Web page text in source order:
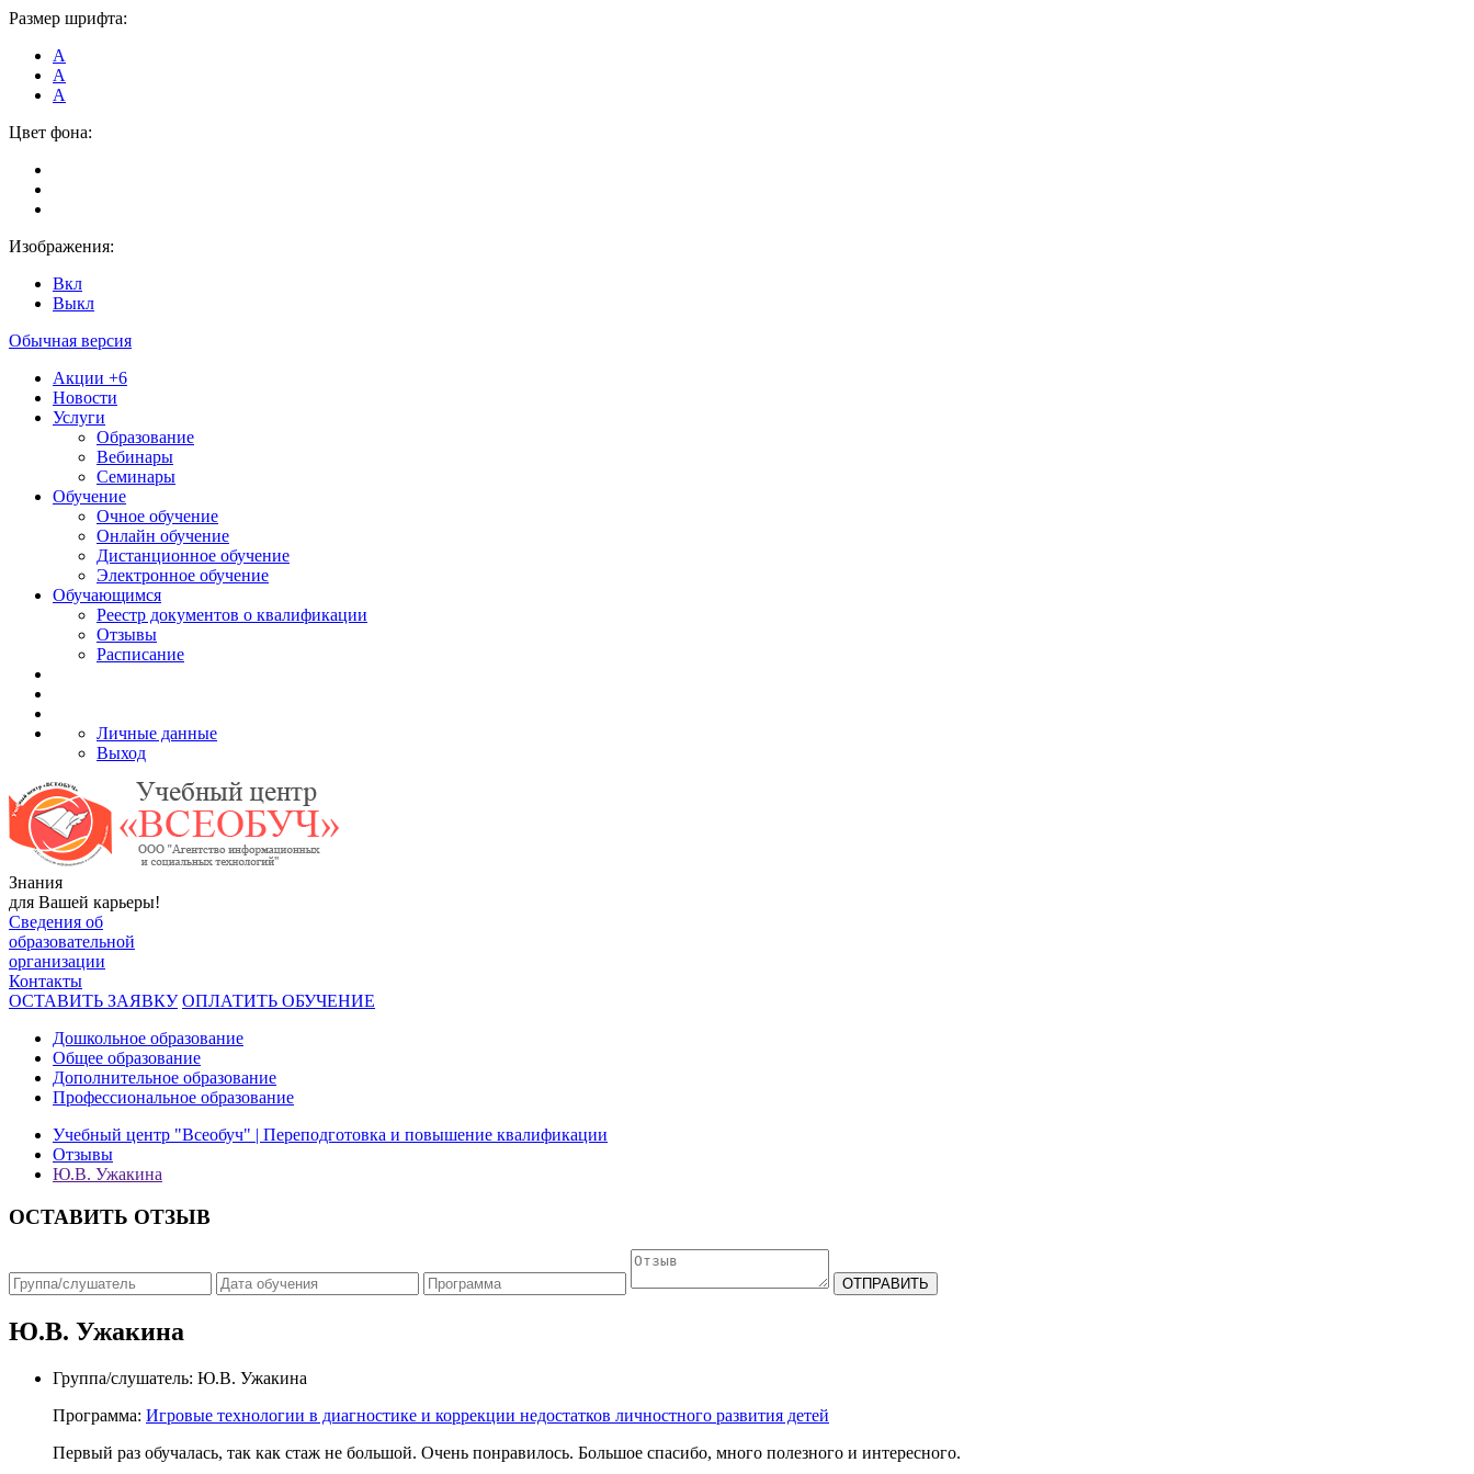
Размер шрифта:
А
А
А
Цвет фона:
Изображения:
Вкл
Выкл
Обычная версия
Акции +6
Новости
Услуги
Образование
Вебинары
Семинары
Обучение
Очное обучение
Онлайн обучение
Дистанционное обучение
Электронное обучение
Обучающимся
Реестр документов о квалификации
Отзывы
Расписание
Личные данные
Выход
Знания
для Вашей карьеры!
Сведения об
образовательной
организации
Контакты
ОСТАВИТЬ ЗАЯВКУ ОПЛАТИТЬ ОБУЧЕНИЕ
Дошкольное образование
Общее образование
Дополнительное образование
Профессиональное образование
Учебный центр "Всеобуч" | Переподготовка и повышение квалификации
Отзывы
Ю.В. Ужакина
ОСТАВИТЬ ОТЗЫВ
Ю.В. Ужакина
Группа/слушатель: Ю.В. Ужакина
Программа: Игровые технологии в диагностике и коррекции недостатков личностного развития детей
Первый раз обучалась, так как стаж не большой. Очень понравилось. Большое спасибо, много полезного и интересного.